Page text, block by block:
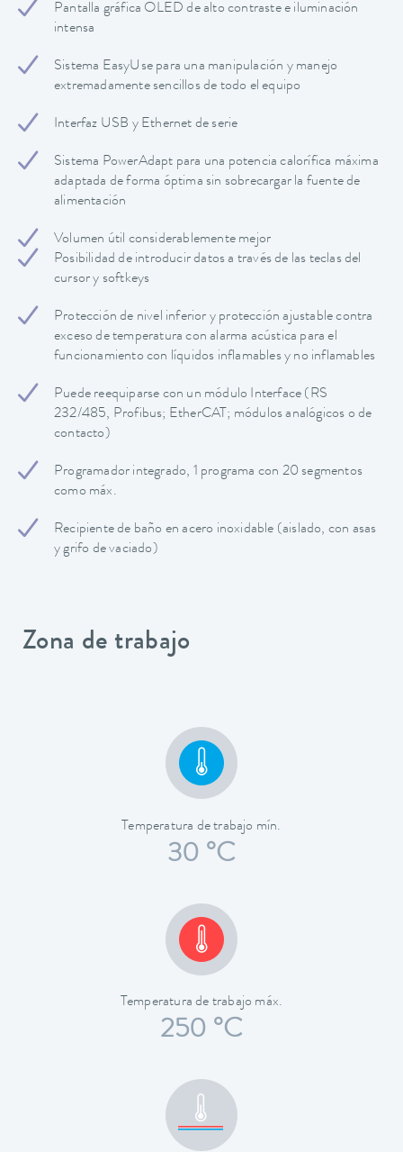
Pantalla gráfica OLED de alto contraste e iluminación
intensa
Sistema EasyUse para una manipulación y manejo
extremadamente sencillos de todo el equipo
Interfaz USB y Ethernet de serie
Sistema PowerAdapt para una potencia calorífica máxima
adaptada de forma óptima sin sobrecargar la fuente de
alimentación
Volumen útil considerablemente mejor
Posibilidad de introducir datos a través de las teclas del
cursor y softkeys
Protección de nivel inferior y protección ajustable contra
exceso de temperatura con alarma acústica para el
funcionamiento con líquidos inflamables y no inflamables
Puede reequiparse con un módulo Interface (RS
232/485, Profibus; EtherCAT; módulos analógicos o de
contacto)
Programador integrado, 1 programa con 20 segmentos
como máx.
Recipiente de baño en acero inoxidable (aislado, con asas
y grifo de vaciado)
Zona de trabajo
Temperatura de trabajo mín.
30 °C
Temperatura de trabajo máx.
250 °C